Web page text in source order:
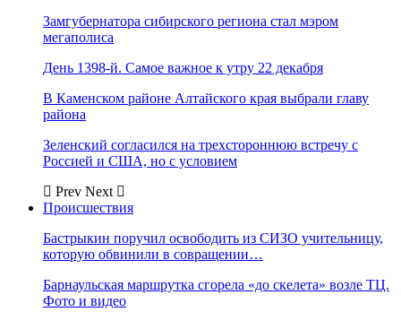
Замгубернатора сибирского региона стал мэром
мегаполиса
День 1398-й. Самое важное к утру 22 декабря
В Каменском районе Алтайского края выбрали главу
района
Зеленский согласился на трехстороннюю встречу с
Россией и США, но с условием
Prev Next
Происшествия
Бастрыкин поручил освободить из СИЗО учительницу,
которую обвинили в совращении…
Барнаульская маршрутка сгорела «до скелета» возле ТЦ.
Фото и видео